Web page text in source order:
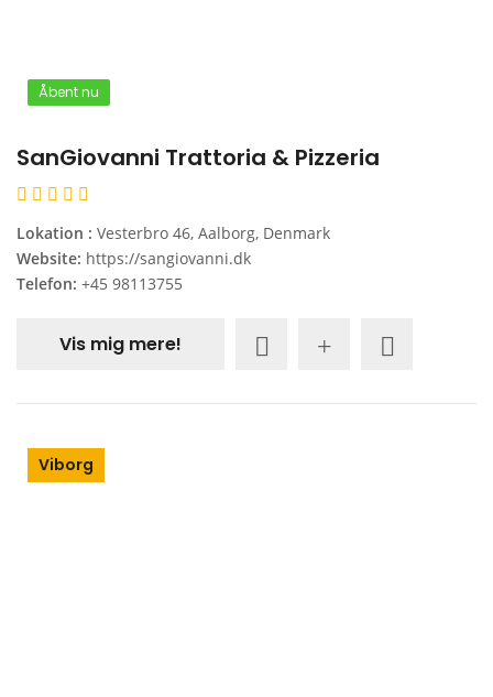
Åbent nu
SanGiovanni Trattoria & Pizzeria
Lokation : Vesterbro 46, Aalborg, Denmark
Website: https://sangiovanni.dk
Telefon: +45 98113755
Vis mig mere!
Viborg